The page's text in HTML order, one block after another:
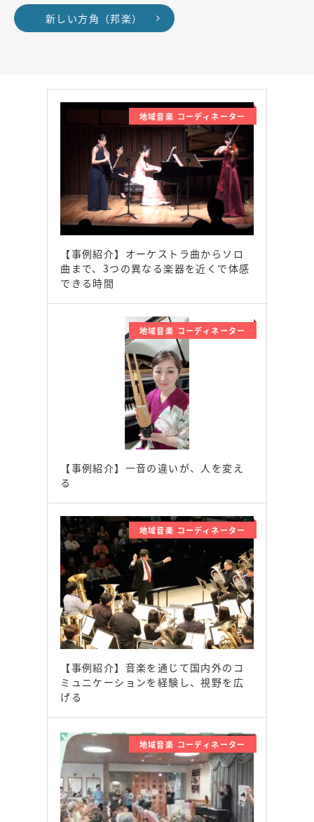
新しい方角（邦楽）
地域音楽 コーディネーター
【事例紹介】オーケストラ曲からソロ
曲まで、3つの異なる楽器を近くで体感
できる時間
地域音楽 コーディネーター
【事例紹介】一音の違いが、人を変え
る
地域音楽 コーディネーター
【事例紹介】音楽を通じて国内外のコ
ミュニケーションを経験し、視野を広
げる
地域音楽 コーディネーター